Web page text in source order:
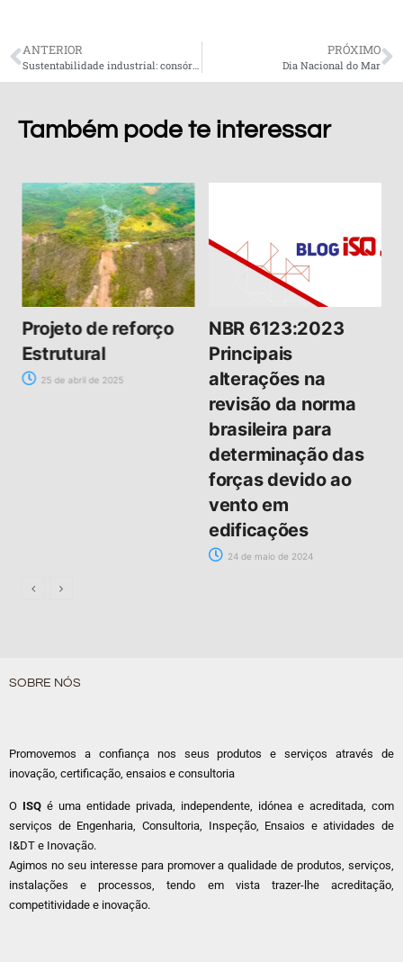
ANTERIOR
Sustentabilidade industrial: consórcio do projeto WaterWatt (H2020) reuniu-se em Portugal
PRÓXIMO
Dia Nacional do Mar
Também pode te interessar
Projeto de reforço
Estrutural
25 de abril de 2025
NBR 6123:2023
Principais
alterações na
revisão da norma
brasileira para
determinação das
forças devido ao
vento em
edificações
24 de maio de 2024
SOBRE NÓS
Promovemos a confiança nos seus produtos e serviços através de
inovação, certificação, ensaios e consultoria
O ISQ é uma entidade privada, independente, idónea e acreditada, com
serviços de Engenharia, Consultoria, Inspeção, Ensaios e atividades de
I&DT e Inovação.
Agimos no seu interesse para promover a qualidade de produtos, serviços,
instalações e processos, tendo em vista trazer-lhe acreditação,
competitividade e inovação.